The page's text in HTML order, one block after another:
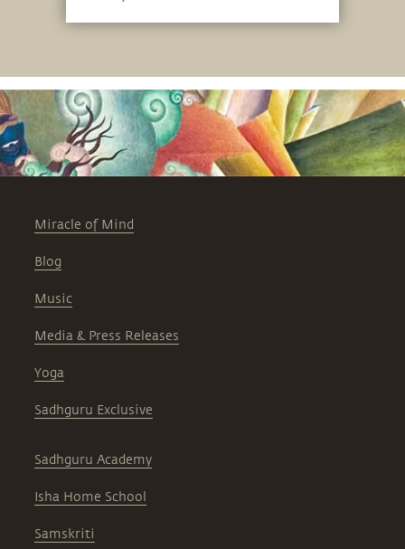
Miracle of Mind
Blog
Music
Media & Press Releases
Yoga
Sadhguru Exclusive
Sadhguru Academy
Isha Home School
Samskriti